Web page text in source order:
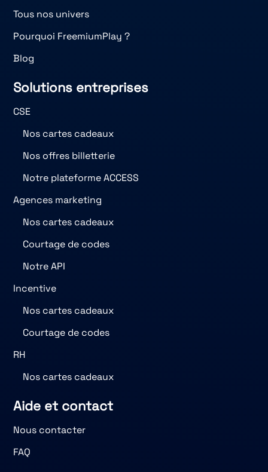
Tous nos univers
Pourquoi FreemiumPlay ?
Blog
Solutions entreprises
CSE
Nos cartes cadeaux
Nos offres billetterie
Notre plateforme ACCESS
Agences marketing
Nos cartes cadeaux
Courtage de codes
Notre API
Incentive
Nos cartes cadeaux
Courtage de codes
RH
Nos cartes cadeaux
Aide et contact
Nous contacter
FAQ